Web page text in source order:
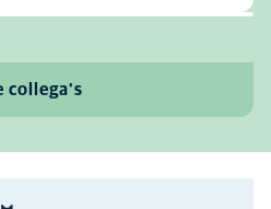
collega's